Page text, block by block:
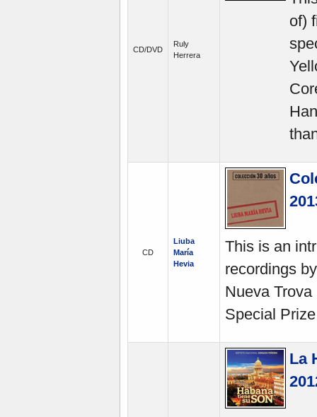
CD/DVD
Ruly
Herrera
of)
CD
Liuba
María
Hevia
This is an
recordings
Nueva
Special
La